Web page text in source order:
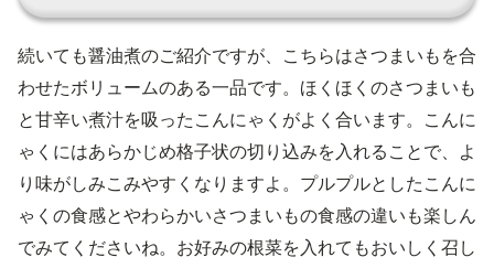
続いても醤油煮のご紹介ですが、こちらはさつまいもを合
わせたボリュームのある一品です。ほくほくのさつまいも
と甘辛い煮汁を吸ったこんにゃくがよく合います。こんに
ゃくにはあらかじめ格子状の切り込みを入れることで、よ
り味がしみこみやすくなりますよ。プルプルとしたこんに
ゃくの食感とやわらかいさつまいもの食感の違いも楽しん
でみてくださいね。お好みの根菜を入れてもおいしく召し